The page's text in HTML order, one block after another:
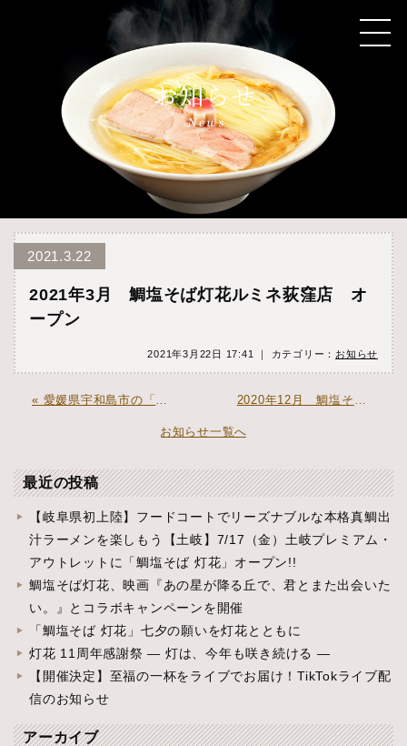
2021.3.22
2021年3月 鯛塩そば灯花ルミネ荻窪店 オ
ープン
2021年3月22日 17:41 ｜ カテゴリー： お知らせ
« 愛媛県宇和島市の「うわじま応援隊事業認定店」となりました 2020年12月 鯛塩そば灯花イオンモール上尾店 オープン »
お知らせ一覧へ
最近の投稿
【岐阜県初上陸】フードコートでリーズナブルな本格真鯛出
汁ラーメンを楽しもう【土岐】7/17（金）土岐プレミアム・
アウトレットに「鯛塩そば 灯花」オープン!!
鯛塩そば灯花、映画『あの星が降る丘で、君とまた出会いた
い。』とコラボキャンペーンを開催
「鯛塩そば 灯花」七夕の願いを灯花とともに
灯花 11周年感謝祭 ― 灯は、今年も咲き続ける ―
【開催決定】至福の一杯をライブでお届け！TikTokライブ配
信のお知らせ
アーカイブ